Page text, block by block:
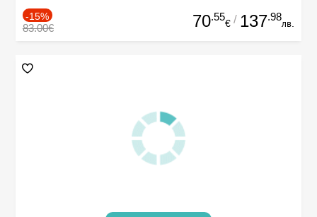
-15%
83.00€ 70.55
€ / 137.98
лв.